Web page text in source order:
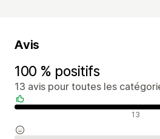
Avis
100 % positifs
13 avis pour toutes les
Avis positifs 13